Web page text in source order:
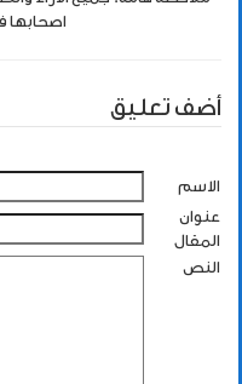
اصحابها
أضف تعليق
الاسم
عنوان
المقال
النص